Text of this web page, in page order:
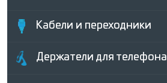
Кабели и переходники
Держатели для телефона